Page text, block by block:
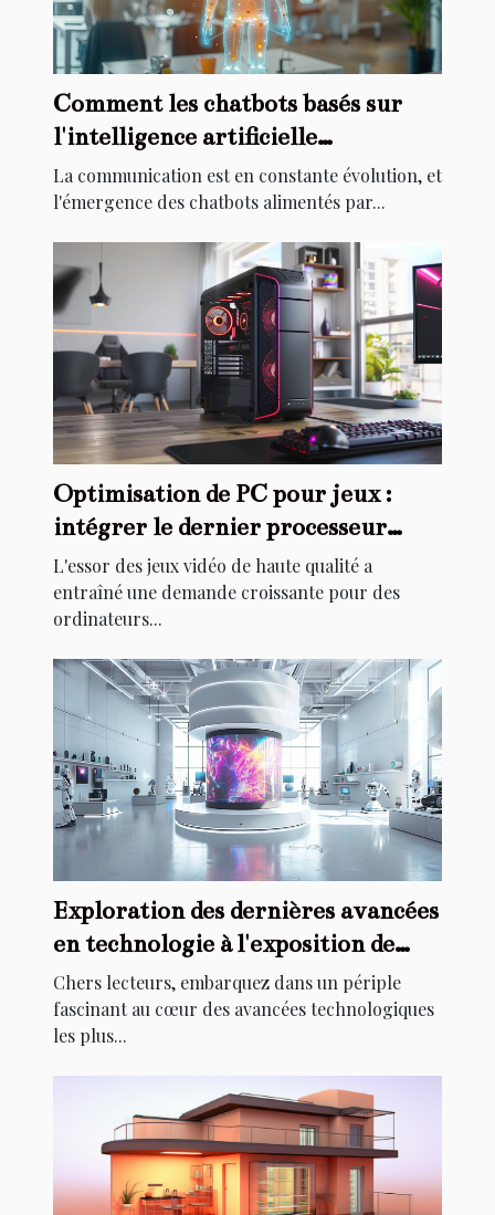
Comment les chatbots basés sur
l'intelligence artificielle
révolutionnent la communication
La communication est en constante évolution, et
l'émergence des chatbots alimentés par...
Optimisation de PC pour jeux :
intégrer le dernier processeur
haute performance
L'essor des jeux vidéo de haute qualité a
entraîné une demande croissante pour des
ordinateurs...
Exploration des dernières avancées
en technologie à l'exposition de
l'innovation future
Chers lecteurs, embarquez dans un périple
fascinant au cœur des avancées technologiques
les plus...